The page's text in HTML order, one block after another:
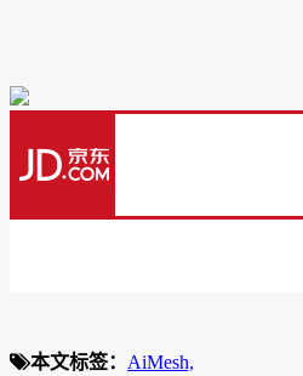
本文标签： AiMesh,